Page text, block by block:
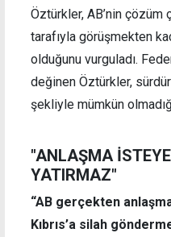
Öztürkler, AB’nin çözüm
tarafıyla görüşmekten
olduğunu vurguladı.
değinen Öztürkler,
şekliyle mümkün
"ANLAŞMA
YATIRMAZ"
“AB gerçekten
Kıbrıs’a silah